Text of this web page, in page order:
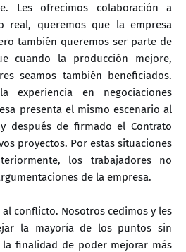
Les ofrecimos colaboración a
real, queremos que la empresa
también queremos ser parte de
cuando la producción mejore,
seamos también beneficiados.
experiencia en negociaciones
presenta el mismo escenario al
después de firmado el Contrato
proyectos. Por estas situaciones
los trabajadores no
de la empresa.
conflicto. Nosotros cedimos y les
la mayoría de los puntos sin
finalidad de poder mejorar más